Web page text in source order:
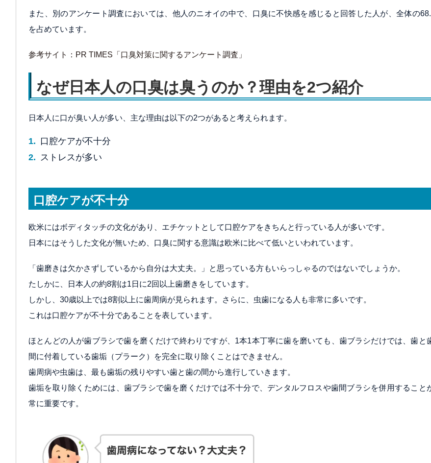
また、別のアンケート調査においては、他人のニオイの中で、口臭に不快感を感じると回答した人が、全体の
を占めています。
参考サイト：PR TIMES「口臭対策に関するアンケート調査」
なぜ日本人の口臭は臭うのか？理由を2つ紹介
日本人に口が臭い人が多い、主な理由は以下の2つがあると考えられます。
口腔ケアが不十分
ストレスが多い
口腔ケアが不十分
欧米にはボディタッチの文化があり、エチケットとして口腔ケアをきちんと行っている人が多いです。
日本にはそうした文化が無いため、口臭に関する意識は欧米に比べて低いといわれています。
「歯磨きは欠かさずしているから自分は大丈夫。」と思っている方もいらっしゃるのではないでしょうか。
たしかに、日本人の約8割は1日に2回以上歯磨きをしています。
しかし、30歳以上では8割以上に歯周病が見られます。さらに、虫歯になる人も非常に多いです。
これは口腔ケアが不十分であることを表しています。
ほとんどの人が歯ブラシで歯を磨くだけで終わりですが、1本1本丁寧に歯を磨いても、歯ブラシだけでは、歯と
間に付着している歯垢（プラーク）を完全に取り除くことはできません。
歯周病や虫歯は、最も歯垢の残りやすい歯と歯の間から進行していきます。
歯垢を取り除くためには、歯ブラシで歯を磨くだけでは不十分で、デンタルフロスや歯間ブラシを併用すること
常に重要です。